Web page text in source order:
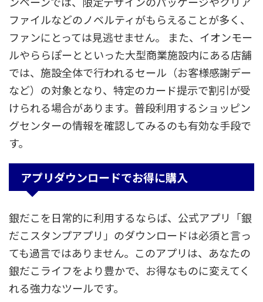
ファイルなどのノベルティがもらえることが多く、
ファンにとっては見逃せません。 また、イオンモー
ルやららぽーとといった大型商業施設内にある店舗
では、施設全体で行われるセール（お客様感謝デー
など）の対象となり、特定のカード提示で割引が受
けられる場合があります。普段利用するショッピン
グセンターの情報を確認してみるのも有効な手段で
す。
アプリダウンロードでお得に購入
銀だこを日常的に利用するならば、公式アプリ「銀
だこスタンプアプリ」のダウンロードは必須と言っ
ても過言ではありません。このアプリは、あなたの
銀だこライフをより豊かで、お得なものに変えてく
れる強力なツールです。